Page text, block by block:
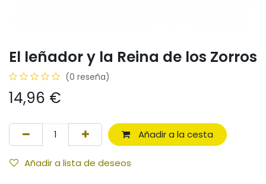
El leñador y la Reina de los Zorros
(0 reseña)
14,96 €
Añadir a la cesta
Añadir a lista de deseos